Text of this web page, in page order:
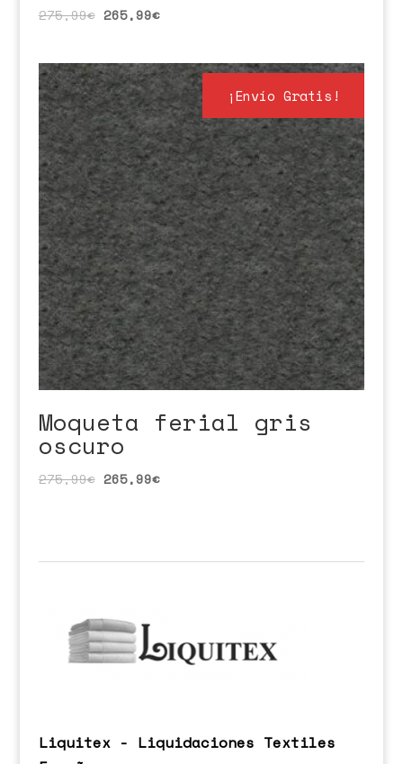
275,99€ 265,99€
¡Envío Gratis!
Moqueta ferial gris
oscuro
275,99€ 265,99€
Liquitex - Liquidaciones Textiles